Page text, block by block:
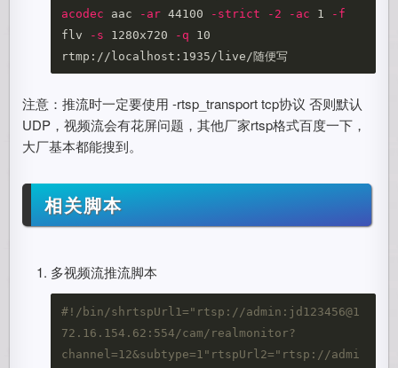
acodec aac -ar 44100 -strict -2 -ac 1
-f
flv
-s 1280x720 -q 10
注意：推流时一定要使用 -rtsp_transport tcp协议 否则默认
UDP，视频流会有花屏问题，其他厂家rtsp格式百度一下，
大厂基本都能搜到。
相关脚本
多视频流推流脚本
#!/bin/shrtspUrl1="rtsp://admin:jd123456@1
72.16.154.62:554/cam/realmonitor?
channel=12&subtype=1"rtspUrl2="rtsp://admi